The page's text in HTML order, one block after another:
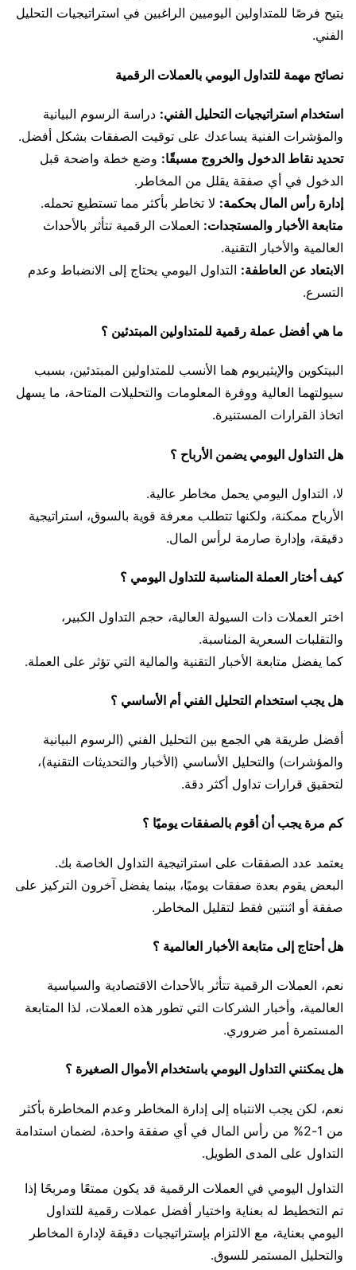
يتيح فرصًا للمتداولين اليوميين الراغبين في استراتيجيات التحليل
الفني.
نصائح مهمة للتداول اليومي بالعملات الرقمية
استخدام استراتيجيات التحليل الفني: دراسة الرسوم البيانية
والمؤشرات الفنية يساعدك على توقيت الصفقات بشكل أفضل.
تحديد نقاط الدخول والخروج مسبقًا: وضع خطة واضحة قبل
الدخول في أي صفقة يقلل من المخاطر.
إدارة رأس المال بحكمة: لا تخاطر بأكثر مما تستطيع تحمله.
متابعة الأخبار والمستجدات: العملات الرقمية تتأثر بالأحداث
العالمية والأخبار التقنية.
الابتعاد عن العاطفة: التداول اليومي يحتاج إلى الانضباط وعدم
التسرع.
ما هي أفضل عملة رقمية للمتداولين المبتدئين ؟
البيتكوين والإيثيريوم هما الأنسب للمتداولين المبتدئين، بسبب
سيولتهما العالية ووفرة المعلومات والتحليلات المتاحة، ما يسهل
اتخاذ القرارات المستنيرة.
هل التداول اليومي يضمن الأرباح ؟
لا، التداول اليومي يحمل مخاطر عالية.
الأرباح ممكنة، ولكنها تتطلب معرفة قوية بالسوق، استراتيجية
دقيقة، وإدارة صارمة لرأس المال.
كيف أختار العملة المناسبة للتداول اليومي ؟
اختر العملات ذات السيولة العالية، حجم التداول الكبير،
والتقلبات السعرية المناسبة.
كما يفضل متابعة الأخبار التقنية والمالية التي تؤثر على العملة.
هل يجب استخدام التحليل الفني أم الأساسي ؟
أفضل طريقة هي الجمع بين التحليل الفني (الرسوم البيانية
والمؤشرات) والتحليل الأساسي (الأخبار والتحديثات التقنية)،
لتحقيق قرارات تداول أكثر دقة.
كم مرة يجب أن أقوم بالصفقات يوميًا ؟
يعتمد عدد الصفقات على استراتيجية التداول الخاصة بك.
البعض يقوم بعدة صفقات يوميًا، بينما يفضل آخرون التركيز على
صفقة أو اثنتين فقط لتقليل المخاطر.
هل أحتاج إلى متابعة الأخبار العالمية ؟
نعم، العملات الرقمية تتأثر بالأحداث الاقتصادية والسياسية
العالمية، وأخبار الشركات التي تطور هذه العملات، لذا المتابعة
المستمرة أمر ضروري.
هل يمكنني التداول اليومي باستخدام الأموال الصغيرة ؟
نعم، لكن يجب الانتباه إلى إدارة المخاطر وعدم المخاطرة بأكثر
من 1-2% من رأس المال في أي صفقة واحدة، لضمان استدامة
التداول على المدى الطويل.
التداول اليومي في العملات الرقمية قد يكون ممتعًا ومربحًا إذا
تم التخطيط له بعناية واختيار أفضل عملات رقمية للتداول
اليومي بعناية، مع الالتزام بإستراتيجيات دقيقة لإدارة المخاطر
والتحليل المستمر للسوق.